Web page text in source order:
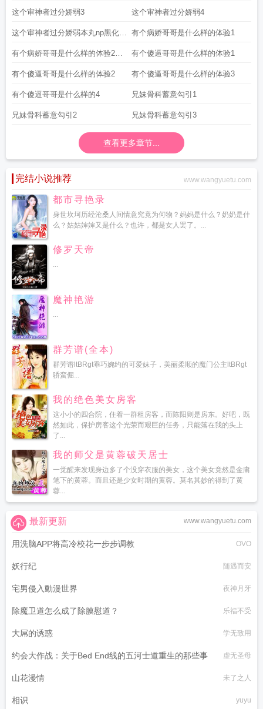
这个审神者过分娇弱3 这个审神者过分娇弱4
这个审神者过分娇弱本丸np黑化支
线
有个病娇哥哥是什么样的体验1
有个病娇哥哥是什么样的体验2有
bug
有个傻逼哥哥是什么样的体验1
有个傻逼哥哥是什么样的体验2 有个傻逼哥哥是什么样的体验3
有个傻逼哥哥是什么样的4 兄妹骨科蓄意勾引1
兄妹骨科蓄意勾引2 兄妹骨科蓄意勾引3
查看更多章节...
完结小说推荐 www.wangyuetu.com
都市寻艳录
身世坎坷历经沧桑人间情意究竟为何物？妈妈是什么？奶奶是什
么？姑姑婶婶又是什么？也许，都是女人罢了。...
修罗天帝
...
魔神艳游
...
群芳谱(全本)
群芳谱ltBRgt乖巧婉约的可爱妹子，美丽柔顺的魔门公主ltBRgt
骄蛮倔...
我的绝色美女房客
这小小的四合院，住着一群租房客，而陈阳则是房东。好吧，既
然如此，保护房客这个光荣而艰巨的任务，只能落在我的头上
了...
我的师父是黄蓉破天居士
一觉醒来发现身边多了个没穿衣服的美女，这个美女竟然是金庸
笔下的黄蓉。而且还是少女时期的黄蓉。莫名其妙的得到了黄
蓉...
www.wangyuetu.com
最新更新
用洗脑APP将高冷校花一步步调教 OVO
妖行纪 随遇而安
宅男侵入動漫世界 夜神月牙
除魔卫道怎么成了除膜慰道？ 乐福不受
大屌的诱惑 学无致用
约会大作战：关于Bed End线的五河士道重生的那些事 虚无圣母
山花漫情 未了之人
相识 yuyu